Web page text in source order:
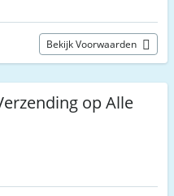
Bekijk Voorwaarden
op Alle